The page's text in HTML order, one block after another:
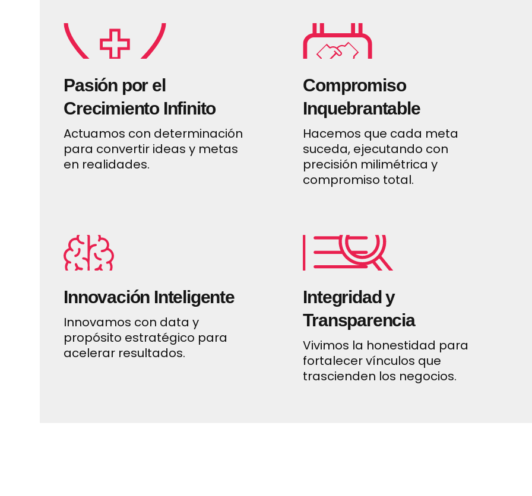
Pasión por el
Crecimiento Infinito
Actuamos con determinación
para convertir ideas y metas
en realidades.
Compromiso
Inquebrantable
Hacemos que cada meta
suceda, ejecutando con
precisión milimétrica y
compromiso total.
Innovación Inteligente
Innovamos con data y
propósito estratégico para
acelerar resultados.
Integridad y
Transparencia
Vivimos la honestidad para
fortalecer vínculos que
trascienden los negocios.